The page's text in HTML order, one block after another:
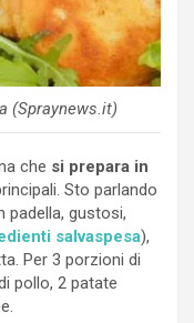
(Spraynews.it)
che si prepara in
Sto parlando
padella, gustosi,
salvaspesa),
Per 3 porzioni di
pollo, 2 patate